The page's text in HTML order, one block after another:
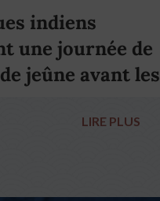
indiens
une journée de
jeûne avant les
LIRE PLUS